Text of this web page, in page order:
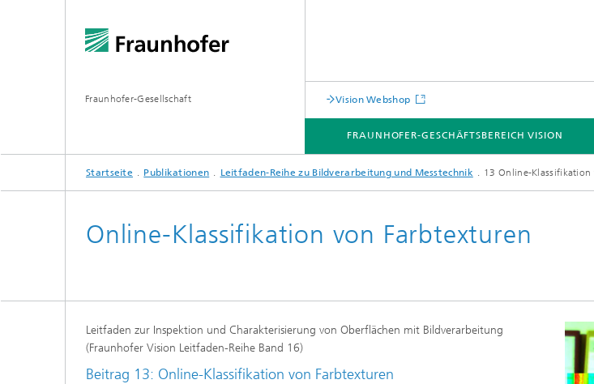
Fraunhofer-Gesellschaft Vision Webshop
FRAUNHOFER-GESCHÄFTSBEREICH VISION
FRAUNHOFER-GESCHÄFTSBEREICH VISION
TECHNOLOGIEN UND ANWENDUNGEN
Startseite Publikationen Leitfaden-Reihe zu Bildverarbeitung und Messtechnik 13 Online-Klassifikation
Online-Klassifikation von Farbtexturen
Leitfaden zur Inspektion und Charakterisierung von Oberflächen mit Bildverarbeitung
(Fraunhofer Vision Leitfaden-Reihe Band 16)
Beitrag 13: Online-Klassifikation von Farbtexturen